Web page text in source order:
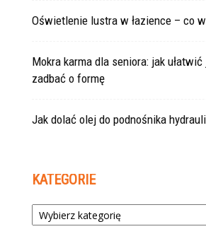
Oświetlenie lustra w łazience – co
Mokra karma dla seniora: jak
zadbać o formę
Jak dolać olej do podnośnika
KATEGORIE
Kategorie